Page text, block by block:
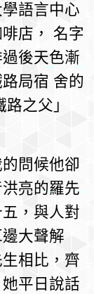
語言中心
店， 名字
後天色漸
局宿 舍的
之父」
問候他卻
亮的羅先
，與人對
大聲解
相比，齊
平日說話